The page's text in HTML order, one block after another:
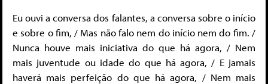
Eu ouvi a conversa dos falantes, a conversa sobre o início
e sobre o fim, / Mas não falo nem do início nem do fim. /
Nunca houve mais iniciativa do que há agora, / Nem
mais juventude ou idade do que há agora, / E jamais
haverá mais perfeição do que há agora, / Nem mais